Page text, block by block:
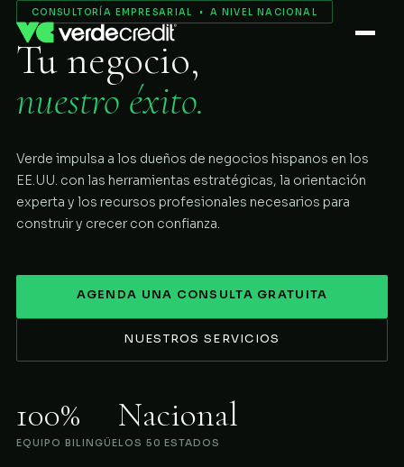
Servicios
Nosotros
Proceso
COMENZAR
CONSULTORÍA EMPRESARIAL • A NIVEL NACIONAL
Tu negocio,
nuestro éxito.
Verde impulsa a los dueños de negocios hispanos en los
EE.UU. con las herramientas estratégicas, la orientación
experta y los recursos profesionales necesarios para
construir y crecer con confianza.
AGENDA UNA CONSULTA GRATUITA
NUESTROS SERVICIOS
100%
EQUIPO BILINGÜE
Nacional
LOS 50 ESTADOS